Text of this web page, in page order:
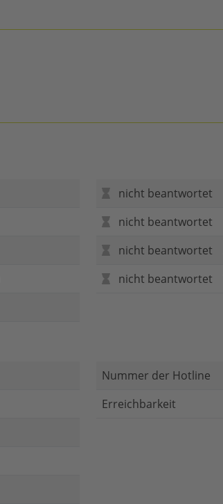
nicht beantwortet
nicht beantwortet
nicht beantwortet
nicht beantwortet
Nummer der Hotline
Erreichbarkeit